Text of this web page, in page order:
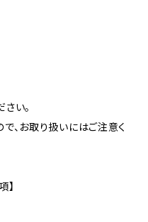
い。
、お取り扱いにはご注意く
】